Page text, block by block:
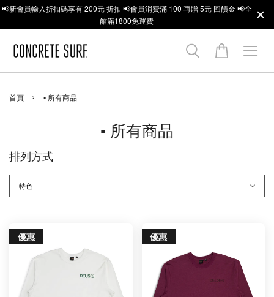
📢新會員輸入折扣碼享有 200元 折扣 📢會員消費滿 100 再贈 5元 回饋金 📢全
館滿1800免運費
首頁 › ▪ 所有商品
▪ 所有商品
排列方式
優惠 優惠